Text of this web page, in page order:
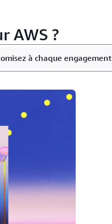
AWS ?
à chaque engagement